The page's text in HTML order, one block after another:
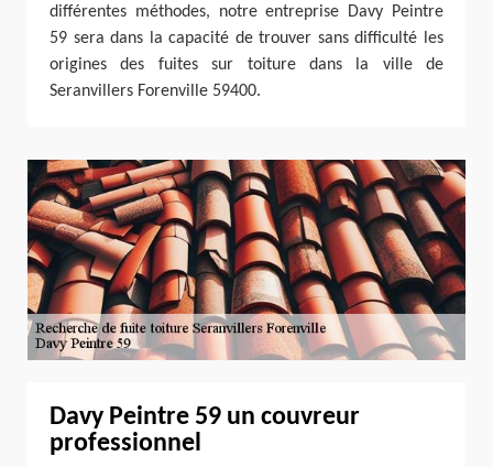
différentes méthodes, notre entreprise Davy Peintre
59 sera dans la capacité de trouver sans difficulté les
origines des fuites sur toiture dans la ville de
Seranvillers Forenville 59400.
Davy Peintre 59 un couvreur
professionnel